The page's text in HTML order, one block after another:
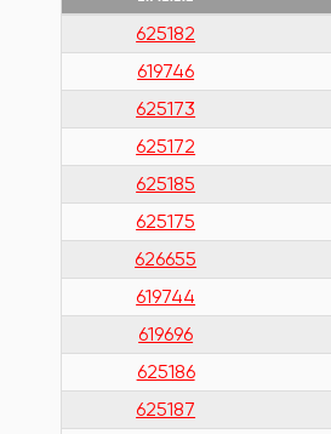
625182
619746
625173
625172
625185
625175
626655
619744
619696
625186
625187